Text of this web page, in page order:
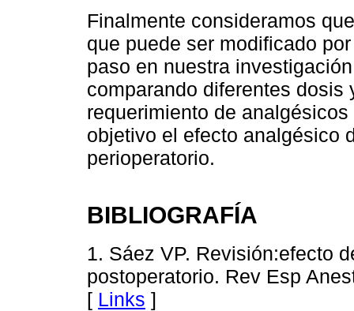
Finalmente consideramos
que puede ser modificado
paso en nuestra
comparando diferentes
requerimiento de
objetivo el efecto analgésico
perioperatorio.
BIBLIOGRAFÍA
1. Sáez VP. Revisión:efecto
postoperatorio. Rev Esp
[ Links ]